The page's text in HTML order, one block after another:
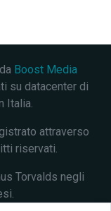
Boost Media
su datacenter di
Italia.
attraverso
riservati.
Torvalds negli